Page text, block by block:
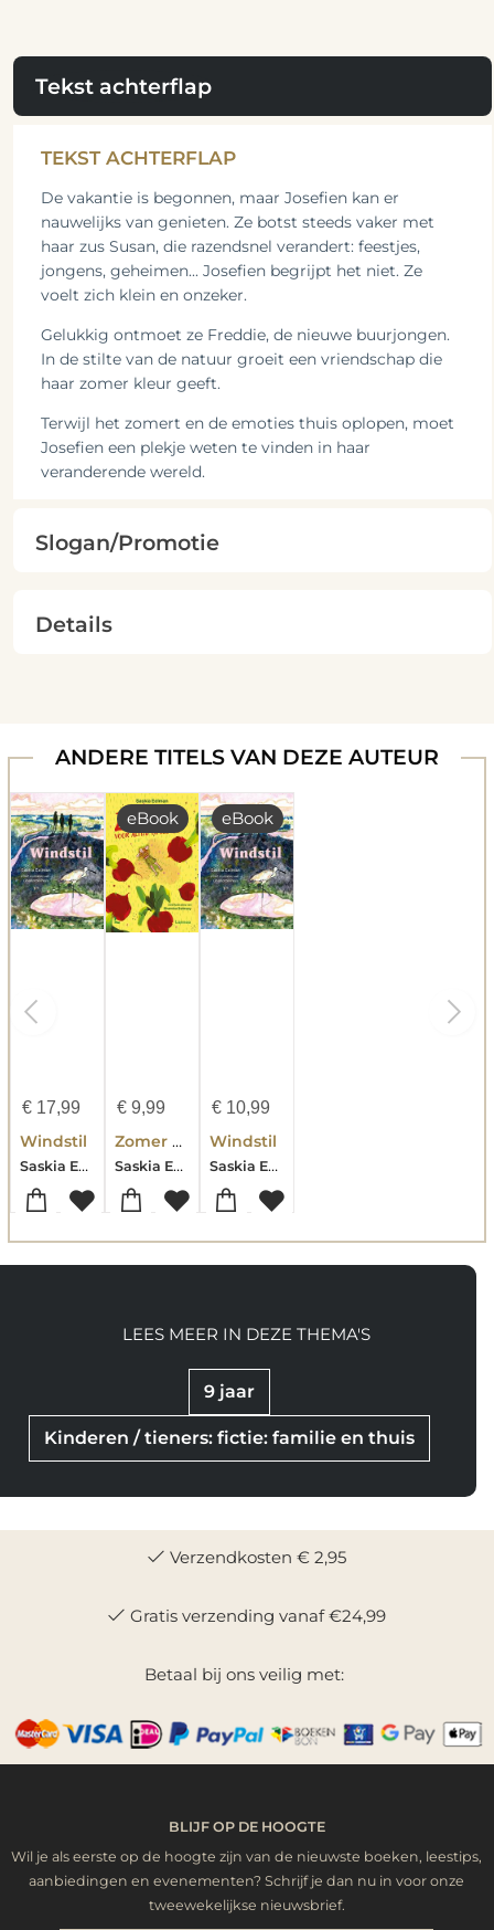
Tekst achterflap
TEKST ACHTERFLAP
De vakantie is begonnen, maar Josefien kan er
nauwelijks van genieten. Ze botst steeds vaker met
haar zus Susan, die razendsnel verandert: feestjes,
jongens, geheimen... Josefien begrijpt het niet. Ze
voelt zich klein en onzeker.
Gelukkig ontmoet ze Freddie, de nieuwe buurjongen.
In de stilte van de natuur groeit een vriendschap die
haar zomer kleur geeft.
Terwijl het zomert en de emoties thuis oplopen, moet
Josefien een plekje weten te vinden in haar
veranderende wereld.
Slogan/Promotie
Details
ANDERE TITELS VAN DEZE AUTEUR
€17,99
Windstil
Saskia Eelman
€9,99
eBook
Zomer voor altijd en eeuwig
Saskia Eelman
€ 10,99
eBook
Windstil
Saskia Eelman
9 jaar
Kinderen / tieners: fictie: familie en thuis
LEES MEER IN DEZE THEMA'S
Verzendkosten € 2,95
Gratis verzending vanaf €24,99
Betaal bij ons veilig met:
BLIJF OP DE HOOGTE
Wil je als eerste op de hoogte zijn van de nieuwste boeken, leestips,
aanbiedingen en evenementen? Schrijf je dan nu in voor onze
tweewekelijkse nieuwsbrief.